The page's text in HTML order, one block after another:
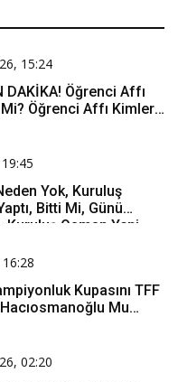
15:24
DAKİKA! Öğrenci Affı
Öğrenci Affı Kimleri
Yok, Kuruluş
Bitti Mi, Günü
Kuruluş Osman Yeni
Kupasını TFF
Mu
02:20